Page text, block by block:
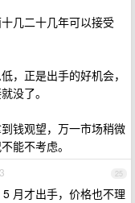
几二十几年可以接受
，正是出手的好机会，
没了。
钱观望，万一市场稍微
能不考虑。
25
月才出手，价格也不理